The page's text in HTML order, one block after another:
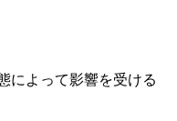
によって影響を受ける